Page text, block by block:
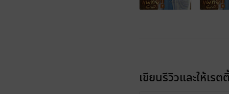
เขียนรีวิวและให้เรต